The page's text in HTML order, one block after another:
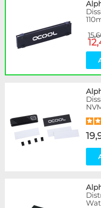
Disponibilité /
Articles en promotions
Appliquer